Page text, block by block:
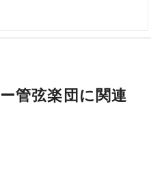
管弦楽団に関連